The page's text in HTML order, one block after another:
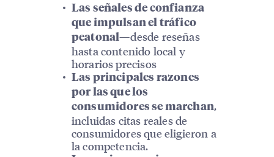
Las señales de confianza
que impulsan el tráfico
peatonal—desde reseñas
hasta contenido local y
horarios precisos
Las principales razones
por las que los
consumidores se marchan,
incluidas citas reales de
consumidores que eligieron a
la competencia.